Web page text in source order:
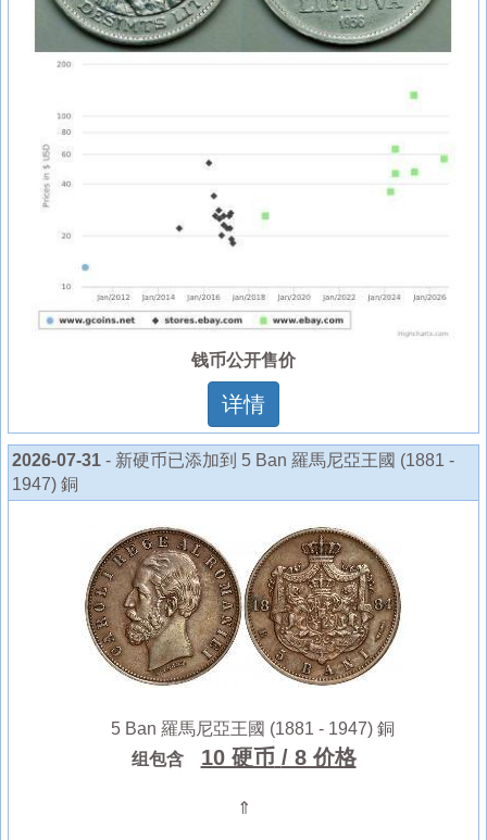
钱币公开售价
详情
2026-07-31 - 新硬币已添加到 5 Ban 羅馬尼亞王國 (1881 -
1947) 銅
5 Ban 羅馬尼亞王國 (1881 - 1947) 銅
组包含
10 硬币 / 8 价格
⇑